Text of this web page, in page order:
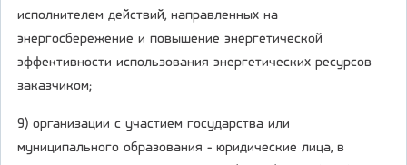
исполнителем действий, направленных на
энергосбережение и повышение энергетической
эффективности использования энергетических ресурсов
заказчиком;
9) организации с участием государства или
муниципального образования - юридические лица, в